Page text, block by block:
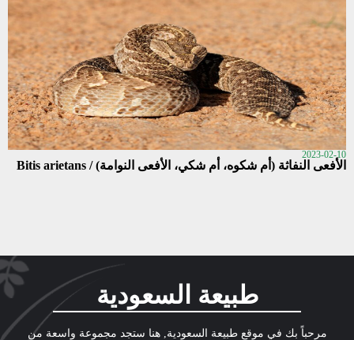
2023-02-10
الأفعى النفاثة (أم شكوه، أم شكي، الأفعى النوامة) / Bitis arietans
طبيعة السعودية
مرحباً بك في موقع طبيعة السعودية, هنا ستجد مجموعة واسعة من